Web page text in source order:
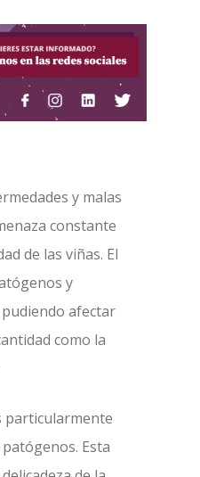
y malas
constante
de las viñas. El
y
afectar
como la
particularmente
Esta